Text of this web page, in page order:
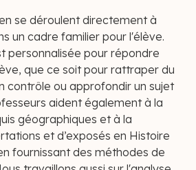
se déroulent directement à
un cadre familier pour l'élève.
personnalisée pour répondre
que ce soit pour rattraper du
contrôle ou approfondir un sujet
aident également à la
géographiques et à la
et d’exposés en Histoire
fournissant des méthodes de